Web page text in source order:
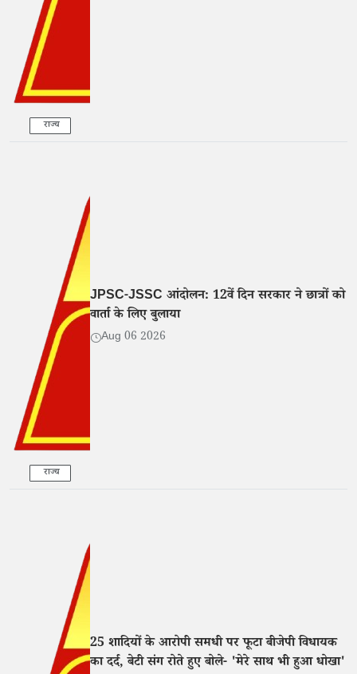
राज्य
राज्य
JPSC-JSSC आंदोलन: 12वें दिन सरकार ने छात्रों को
वार्ता के लिए बुलाया
Aug 06 2026
25 शादियों के आरोपी समधी पर फूटा बीजेपी विधायक
का दर्द, बेटी संग रोते हुए बोले- 'मेरे साथ भी हुआ धोखा'